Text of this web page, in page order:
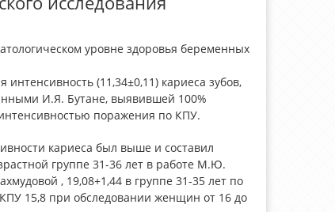
уровне здоровья беременных
(11,34±0,11) кариеса зубов,
И.Я. Бутане, выявившей 100%
поражения по КПУ.
кариеса был выше и составил
группе 31-36 лет в работе М.Ю.
, 19,08+1,44 в группе 31-35 лет по
15,8 при обследовании женщин от 16 до